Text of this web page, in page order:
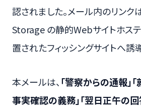
認されました。メール内のリン
Storage の静的Webサイトホス
置されたフィッシングサイトへ誘
本メールは、 「警察からの通報」
事実確認の義務」「翌日正午の回